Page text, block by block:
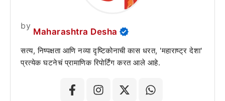
by
Maharashtra Desha
सत्य, निष्पक्षता आणि नव्या दृष्टिकोनाची कास धरत, 'महाराष्ट्र देशा'
प्रत्येक घटनेचं प्रामाणिक रिपोर्टिंग करत आले आहे.